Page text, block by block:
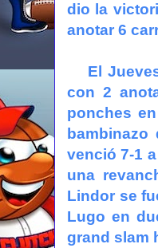
dio la
anotar 6
El Jueves
con 2
ponches
venció 7-1
una
Lindor se
Lugo en
grand slam